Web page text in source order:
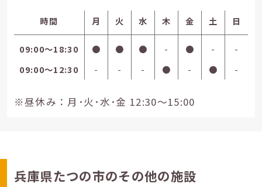
時間 月 火 水 木 金 土 日
09:00〜18:30 ● ● ● - ● -
-
09:00〜12:30
- - - ● - ● -
※昼休み：月･火･水･金 12:30～15:00
兵庫県たつの市のその他の施設